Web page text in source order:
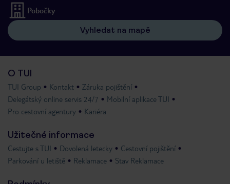
Pobočky
Vyhledat na mapě
O TUI
TUI Group Kontakt
Záruka pojištění
Delegátský online servis 24/7
Mobilní aplikace TUI
Pro cestovní agentury
Kariéra
Užitečné informace
Cestujte s TUI Dovolená letecky
Cestovní pojištění
Parkování u letiště
Reklamace Stav Reklamace